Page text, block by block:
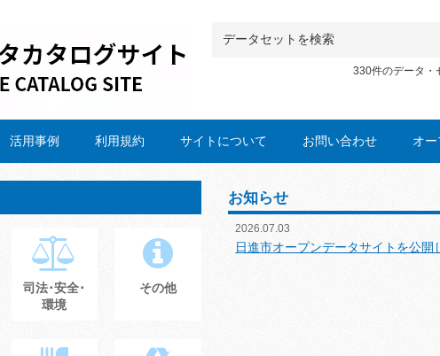
330件のデータ・
活用事例 利用規約 サイトについて お問い合わせ オ
司法･安全･
環境
その他
お知らせ
2026.07.03
日進市オープンデータサイトを公開